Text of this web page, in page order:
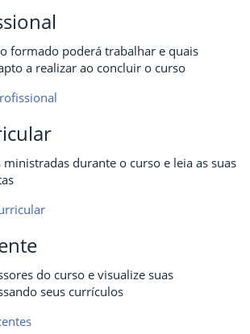
formado poderá trabalhar e quais
a realizar ao concluir o curso
ministradas durante o curso e leia as suas
do curso e visualize suas
seus currículos